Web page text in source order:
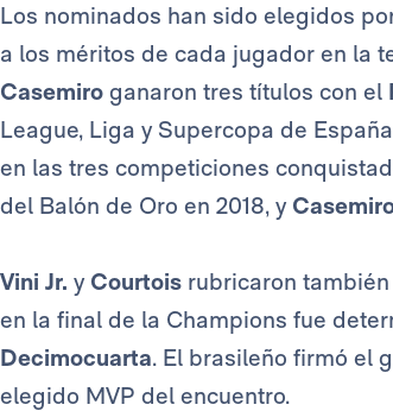
Los nominados han sido elegidos
a los méritos de cada jugador en la
Casemiro ganaron tres títulos con el
League, Liga y Supercopa de
en las tres competiciones
del Balón de Oro en 2018, y
Vini Jr. y Courtois rubricaron
en la final de la Champions fue
Decimocuarta. El brasileño firmó el
elegido MVP del encuentro.